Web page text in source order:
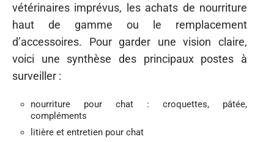
vétérinaires imprévus, les achats de nourriture
haut de gamme ou le remplacement
d’accessoires. Pour garder une vision claire,
voici une synthèse des principaux postes à
surveiller :
nourriture pour chat : croquettes, pâtée,
compléments
litière et entretien pour chat